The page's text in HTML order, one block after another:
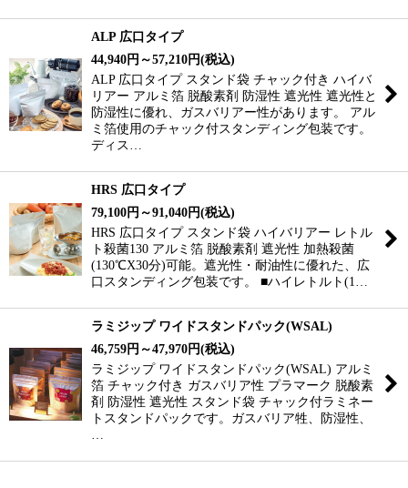
ALP 広口タイプ
44,940円 ～57,210円(税込)
ALP 広口タイプ スタンド袋 チャック付き ハイバ
リアー アルミ箔 脱酸素剤 防湿性 遮光性 遮光性と
防湿性に優れ、ガスバリアー性があります。 アル
ミ箔使用のチャック付スタンディング包装です。
ディス…
HRS 広口タイプ
79,100円 ～91,040円(税込)
HRS 広口タイプ スタンド袋 ハイバリアー レトル
ト殺菌130 アルミ箔 脱酸素剤 遮光性 加熱殺菌
(130℃X30分)可能。遮光性・耐油性に優れた、広
口スタンディング包装です。 ■ハイレトルト(1…
ラミジップ ワイドスタンドパック(WSAL)
46,759円 ～47,970円(税込)
ラミジップ ワイドスタンドパック(WSAL) アルミ
箔 チャック付き ガスバリア性 プラマーク 脱酸素
剤 防湿性 遮光性 スタンド袋 チャック付ラミネー
トスタンドパックです。ガスバリア牲、防湿性、